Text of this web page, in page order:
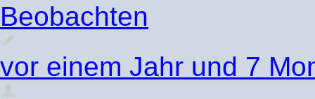
Beobachten
vor einem Jahr und 7